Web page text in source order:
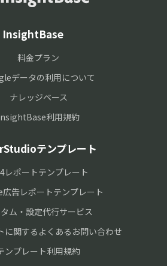
InsightBase
料金プラン
データの利用について
ナレッジベース
利用規約
テンプレート
レポートテンプレート
告レポートテンプレート
ム・設定代行サービス
に関するよくあるお問い合わせ
ンプレート利用規約